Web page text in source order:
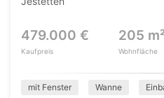
479.000 €
Kaufpreis
205
Wohnfläche
mit Fenster Wanne